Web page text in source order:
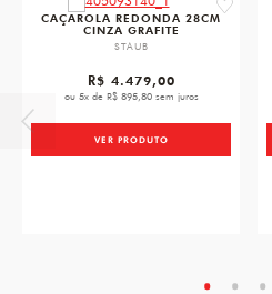
favorite
CAÇAROLA REDONDA 28CM
CINZA GRAFITE
STAUB
R$ 4.479,00
ou 5x de R$ 895,80 sem juros
VER PRODUTO